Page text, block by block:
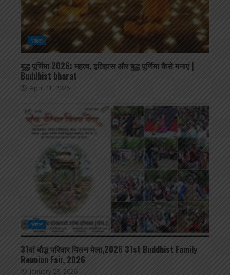
सोशल
बुद्ध पूर्णिमा 2026: महत्व, इतिहास और बुद्ध पूर्णिमा कैसे मनाएं |
Buddhist bharat
April 21, 2026
सोशल
31वां बौद्ध परिवार मिलन मेला,2026 31st Buddhist Family
Reunion Fair, 2026
January 23, 2026